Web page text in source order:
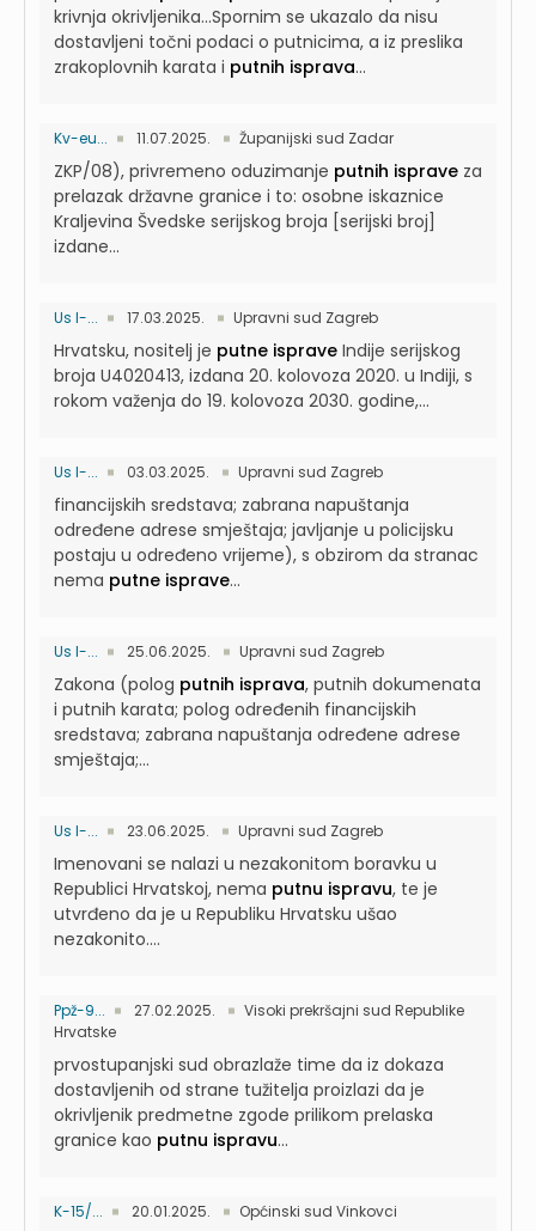
krivnja okrivljenika...Spornim se ukazalo da nisu
dostavljeni točni podaci o putnicima, a iz preslika
zrakoplovnih karata i putnih isprava...
Kv-eu... 11.07.2025. Županijski sud Zadar
ZKP/08), privremeno oduzimanje putnih isprave za
prelazak državne granice i to: osobne iskaznice
Kraljevina Švedske serijskog broja [serijski broj]
izdane...
Us I-... 17.03.2025. Upravni sud Zagreb
Hrvatsku, nositelj je putne isprave Indije serijskog
broja U4020413, izdana 20. kolovoza 2020. u Indiji, s
rokom važenja do 19. kolovoza 2030. godine,...
Us I-... 03.03.2025. Upravni sud Zagreb
financijskih sredstava; zabrana napuštanja
određene adrese smještaja; javljanje u policijsku
postaju u određeno vrijeme), s obzirom da stranac
nema putne isprave...
Us I-... 25.06.2025. Upravni sud Zagreb
Zakona (polog putnih isprava, putnih dokumenata
i putnih karata; polog određenih financijskih
sredstava; zabrana napuštanja određene adrese
smještaja;...
Us I-... 23.06.2025. Upravni sud Zagreb
Imenovani se nalazi u nezakonitom boravku u
Republici Hrvatskoj, nema putnu ispravu, te je
utvrđeno da je u Republiku Hrvatsku ušao
nezakonito....
Ppž-9... 27.02.2025.
Visoki prekršajni sud Republike
Hrvatske
prvostupanjski sud obrazlaže time da iz dokaza
dostavljenih od strane tužitelja proizlazi da je
okrivljenik predmetne zgode prilikom prelaska
granice kao putnu ispravu...
K-15/... 20.01.2025. Općinski sud Vinkovci